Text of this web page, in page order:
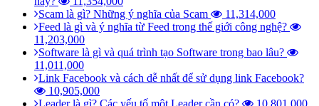
Scam là gì? Những ý nghĩa của Scam
11,314,000
Feed là gì và ý nghĩa từ Feed trong thế giới công nghệ?
11,203,000
Software là gì và quá trình tạo Software trong bao lâu?
11,011,000
Link Facebook và cách dễ nhất để sử dụng link Facebook?
10,905,000
Leader là gì? Các yếu tố một Leader cần có?
10,801,000